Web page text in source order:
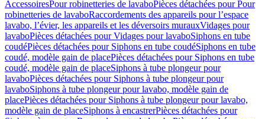
AccessoiresPour robinetteries de lavaboPièces détachées pour Pour
robinetteries de lavaboRaccordements des appareils pour l’espace
lavabo, l’évier, les appareils et les déversoirs murauxVidages pour
lavaboPièces détachées pour Vidages pour lavaboSiphons en tube
coudéPièces détachées pour Siphons en tube coudéSiphons en tube
coudé, modèle gain de placePièces détachées pour Siphons en tube
coudé, modèle gain de placeSiphons à tube plongeur pour
lavaboPièces détachées pour Siphons à tube plongeur pour
lavaboSiphons à tube plongeur pour lavabo, modèle gain de
placePièces détachées pour Siphons à tube plongeur pour lavabo,
modèle gain de placeSiphons à encastrerPièces détachées pour